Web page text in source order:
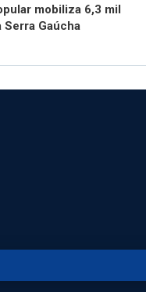
mobiliza 6,3 mil
Gaúcha